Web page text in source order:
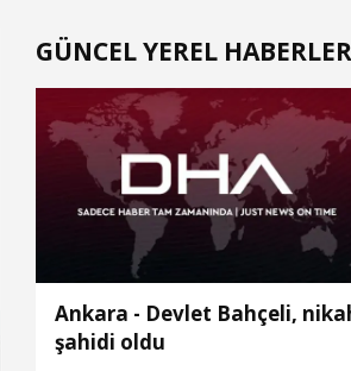
GÜNCEL YEREL HABERLER
Ankara - Devlet Bahçeli,
şahidi oldu